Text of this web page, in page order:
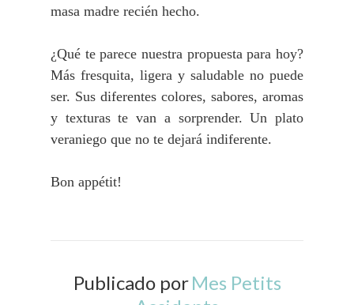
masa madre recién hecho.
¿Qué te parece nuestra propuesta para hoy?
Más fresquita, ligera y saludable no puede
ser. Sus diferentes colores, sabores, aromas
y texturas te van a sorprender. Un plato
veraniego que no te dejará indiferente.
Bon appétit!
Publicado porMes Petits